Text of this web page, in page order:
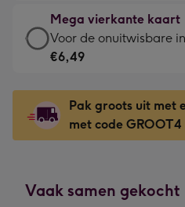
kleine
gelukwens
-
130
x
130
mm
-
€4,79
-
Meest
-
Dimensions:
167
mm
Mega vierkante kaart
Mega
vierkante
-
€6,49
-
onuitwisbare
Voor de onuitwisbare
€6,49
Pak groots uit met
met code GROOT4
Vaak samen gekocht